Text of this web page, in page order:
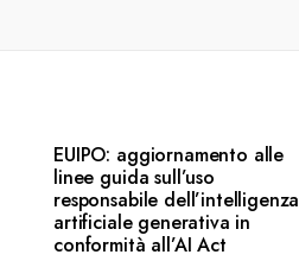
EUIPO: aggiornamento alle
linee guida sull’uso
responsabile dell’intelligenza
artificiale generativa in
conformità all’AI Act